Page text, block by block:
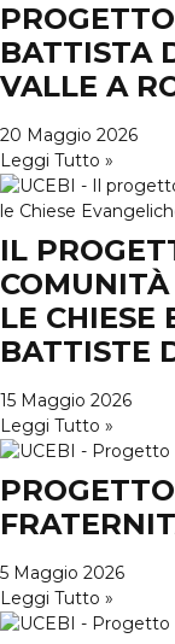
BATTISTA
VALLE A
20 Maggio 2026
Leggi Tutto »
IL
COMUNITÀ
LE CHIESE
BATTISTE
15 Maggio 2026
Leggi Tutto »
5 Maggio 2026
Leggi Tutto »